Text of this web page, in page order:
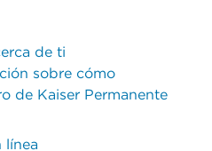
de ti
sobre cómo
de Kaiser Permanente
línea